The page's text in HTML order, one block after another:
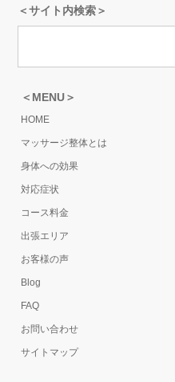
＜サイト内検索＞
＜MENU＞
HOME
マッサージ整体とは
身体への効果
対応症状
コース料金
出張エリア
お客様の声
Blog
FAQ
お問い合わせ
サイトマップ